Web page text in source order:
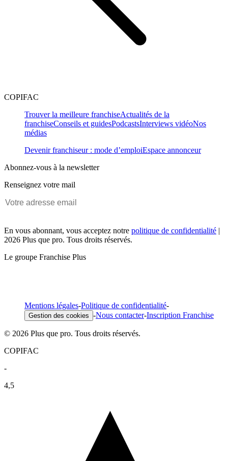
COPIFAC
Trouver la meilleure franchiseActualités de la
franchiseConseils et guidesPodcastsInterviews vidéoNos
médias
Devenir franchiseur : mode d’emploiEspace annonceur
Abonnez-vous à la newsletter
Renseignez votre mail
En vous abonnant, vous acceptez notre politique de confidentialité |
2026 Plus que pro. Tous droits réservés.
Le groupe Franchise Plus
Mentions légales-Politique de confidentialité-
Gestion des cookies -Nous contacter-Inscription Franchise
© 2026 Plus que pro. Tous droits réservés.
COPIFAC
-
4,5